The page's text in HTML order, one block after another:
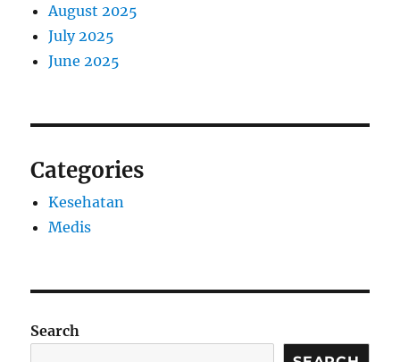
August 2025
July 2025
June 2025
Categories
Kesehatan
Medis
Search